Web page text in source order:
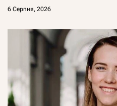
6 Серпня, 2026